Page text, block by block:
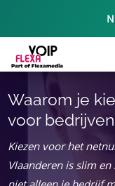
Waarom je
voor
Kiezen voor het
Vlaanderen is slim